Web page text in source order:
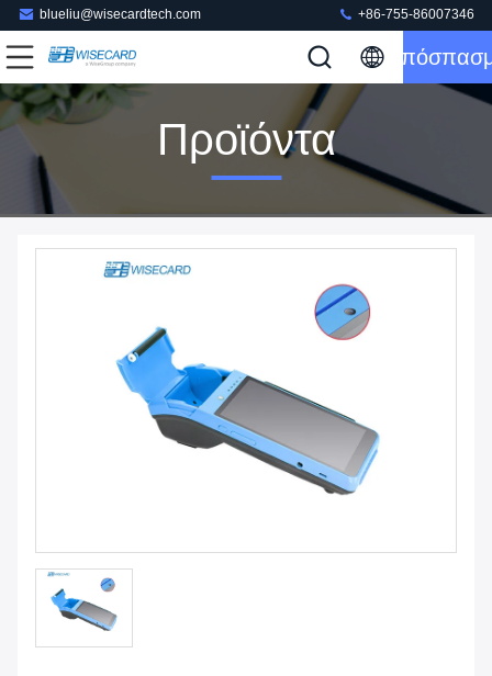
blueliu@wisecardtech.com +86-755-86007346
Προϊόντα